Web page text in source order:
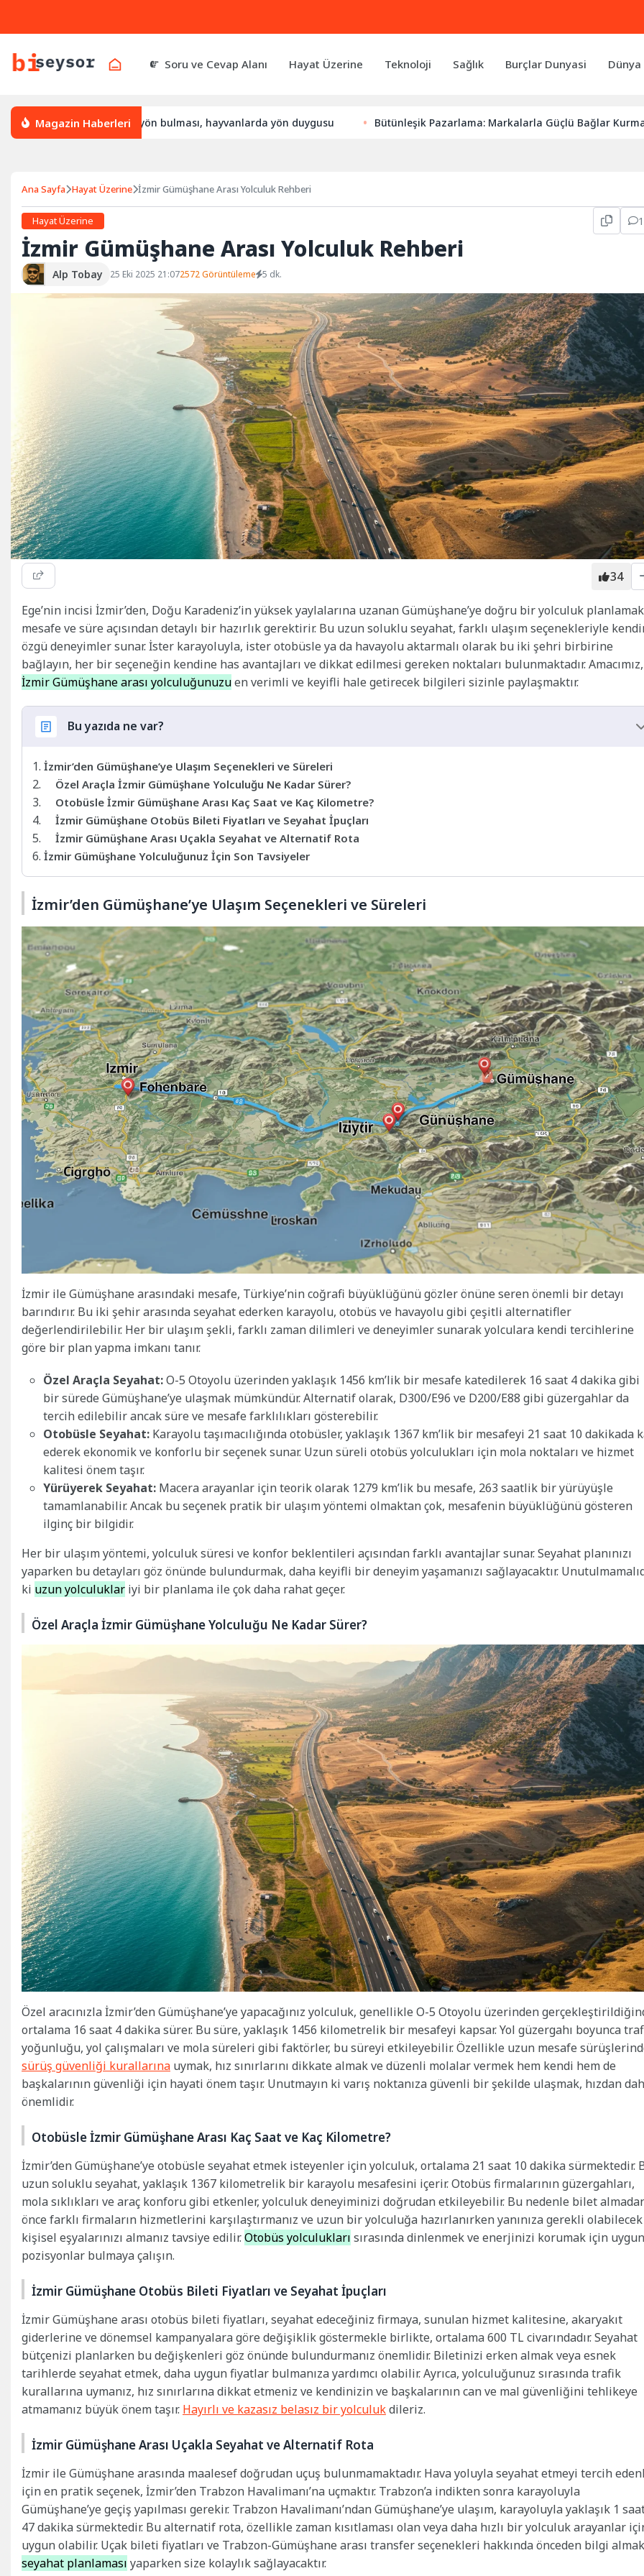
Soru ve Cevap Alanı Hayat Üzerine Teknoloji Sağlık Burçlar Dunyasi
Magazin Haberleri
yön bulur, leylek yön bulması, hayvanlarda yön duygusu Bütünleşik Pazarlama: Markalarla Güçlü Bağlar Kurmanın
Ana Sayfa Hayat Üzerine İzmir Gümüşhane Arası Yolculuk Rehberi
Hayat Üzerine
İzmir Gümüşhane Arası Yolculuk Rehberi
Alp Tobay 25 Eki 2025 21:072572 Görüntüleme 5 dk.
34
Ege’nin incisi İzmir’den, Doğu Karadeniz’in yüksek yaylalarına uzanan Gümüşhane’ye doğru bir yolculuk
mesafe ve süre açısından detaylı bir hazırlık gerektirir. Bu uzun soluklu seyahat, farklı ulaşım seçenekleriyle
özgü deneyimler sunar. İster karayoluyla, ister otobüsle ya da havayolu aktarmalı olarak bu iki şehri birbirine
bağlayın, her bir seçeneğin kendine has avantajları ve dikkat edilmesi gereken noktaları bulunmaktadır. Amacımız,
İzmir Gümüşhane arası yolculuğunuzuen verimli ve keyifli hale getirecek bilgileri sizinle paylaşmaktır.
Bu yazıda ne var?
İzmir’den Gümüşhane’ye Ulaşım Seçenekleri ve Süreleri
Özel Araçla İzmir Gümüşhane Yolculuğu Ne Kadar Sürer?
Otobüsle İzmir Gümüşhane Arası Kaç Saat ve Kaç Kilometre?
İzmir Gümüşhane Otobüs Bileti Fiyatları ve Seyahat İpuçları
İzmir Gümüşhane Arası Uçakla Seyahat ve Alternatif Rota
İzmir Gümüşhane Yolculuğunuz İçin Son Tavsiyeler
İzmir’den Gümüşhane’ye Ulaşım Seçenekleri ve Süreleri
İzmir ile Gümüşhane arasındaki mesafe, Türkiye’nin coğrafi büyüklüğünü gözler önüne seren önemli bir detayı
barındırır. Bu iki şehir arasında seyahat ederken karayolu, otobüs ve havayolu gibi çeşitli alternatifler
değerlendirilebilir. Her bir ulaşım şekli, farklı zaman dilimleri ve deneyimler sunarak yolculara kendi tercihlerine
göre bir plan yapma imkanı tanır.
Özel Araçla Seyahat:O-5 Otoyolu üzerinden yaklaşık 1456 km’lik bir mesafe katedilerek 16 saat 4 dakika gibi
bir sürede Gümüşhane’ye ulaşmak mümkündür. Alternatif olarak, D300/E96 ve D200/E88 gibi güzergahlar da
tercih edilebilir ancak süre ve mesafe farklılıkları gösterebilir.
Otobüsle Seyahat: Karayolu taşımacılığında otobüsler, yaklaşık 1367 km’lik bir mesafeyi 21 saat 10 dakikada
ederek ekonomik ve konforlu bir seçenek sunar. Uzun süreli otobüs yolculukları için mola noktaları ve hizmet
kalitesi önem taşır.
Yürüyerek Seyahat: Macera arayanlar için teorik olarak 1279 km’lik bu mesafe, 263 saatlik bir yürüyüşle
tamamlanabilir. Ancak bu seçenek pratik bir ulaşım yöntemi olmaktan çok, mesafenin büyüklüğünü gösteren
ilginç bir bilgidir.
Her bir ulaşım yöntemi, yolculuk süresi ve konfor beklentileri açısından farklı avantajlar sunar. Seyahat planınızı
yaparken bu detayları göz önünde bulundurmak, daha keyifli bir deneyim yaşamanızı sağlayacaktır.
ki uzun yolculuklar iyi bir planlama ile çok daha rahat geçer.
Özel Araçla İzmir Gümüşhane Yolculuğu Ne Kadar Sürer?
Özel aracınızla İzmir’den Gümüşhane’ye yapacağınız yolculuk, genellikle O-5 Otoyolu üzerinden
ortalama 16 saat 4 dakika sürer. Bu süre, yaklaşık 1456 kilometrelik bir mesafeyi kapsar. Yol güzergahı boyunca
yoğunluğu, yol çalışmaları ve mola süreleri gibi faktörler, bu süreyi etkileyebilir. Özellikle uzun mesafe
sürüş güvenliği kurallarına uymak, hız sınırlarını dikkate almak ve düzenli molalar vermek hem kendi hem de
başkalarının güvenliği için hayati önem taşır. Unutmayın ki varış noktanıza güvenli bir şekilde ulaşmak, hızdan
önemlidir.
Otobüsle İzmir Gümüşhane Arası Kaç Saat ve Kaç Kilometre?
İzmir’den Gümüşhane’ye otobüsle seyahat etmek isteyenler için yolculuk, ortalama 21 saat 10 dakika sürmektedir.
uzun soluklu seyahat, yaklaşık 1367 kilometrelik bir karayolu mesafesini içerir. Otobüs firmalarının güzergahları,
mola sıklıkları ve araç konforu gibi etkenler, yolculuk deneyiminizi doğrudan etkileyebilir. Bu nedenle bilet
önce farklı firmaların hizmetlerini karşılaştırmanız ve uzun bir yolculuğa hazırlanırken yanınıza gerekli olabilecek
kişisel eşyalarınızı almanız tavsiye edilir.Otobüs yolculukları sırasında dinlenmek ve enerjinizi korumak için uygun
pozisyonlar bulmaya çalışın.
İzmir Gümüşhane Otobüs Bileti Fiyatları ve Seyahat İpuçları
İzmir Gümüşhane arası otobüs bileti fiyatları, seyahat edeceğiniz firmaya, sunulan hizmet kalitesine, akaryakıt
giderlerine ve dönemsel kampanyalara göre değişiklik göstermekle birlikte, ortalama 600 TL civarındadır. Seyahat
bütçenizi planlarken bu değişkenleri göz önünde bulundurmanız önemlidir. Biletinizi erken almak veya esnek
tarihlerde seyahat etmek, daha uygun fiyatlar bulmanıza yardımcı olabilir. Ayrıca, yolculuğunuz sırasında trafik
kurallarına uymanız, hız sınırlarına dikkat etmeniz ve kendinizin ve başkalarının can ve mal güvenliğini tehlikeye
atmamanız büyük önem taşır. Hayırlı ve kazasız belasız bir yolculukdileriz.
İzmir Gümüşhane Arası Uçakla Seyahat ve Alternatif Rota
İzmir ile Gümüşhane arasında maalesef doğrudan uçuş bulunmamaktadır. Hava yoluyla seyahat etmeyi tercih
için en pratik seçenek, İzmir’den Trabzon Havalimanı’na uçmaktır. Trabzon’a indikten sonra karayoluyla
Gümüşhane’ye geçiş yapılması gerekir. Trabzon Havalimanı’ndan Gümüşhane’ye ulaşım, karayoluyla yaklaşık 1
47 dakika sürmektedir. Bu alternatif rota, özellikle zaman kısıtlaması olan veya daha hızlı bir yolculuk arayanlar
uygun olabilir. Uçak bileti fiyatları ve Trabzon-Gümüşhane arası transfer seçenekleri hakkında önceden bilgi
seyahat planlaması yaparken size kolaylık sağlayacaktır.